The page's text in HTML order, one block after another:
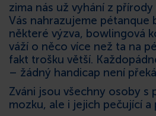
KONTAKT
zima nás už vyhání z
Vás nahrazujeme pétanque
některé výzva, bowlingová
váží o něco více než ta na
fakt trošku větší.
– žádný handicap není
Zváni jsou všechny osoby s
mozku, ale i jejich pečující a